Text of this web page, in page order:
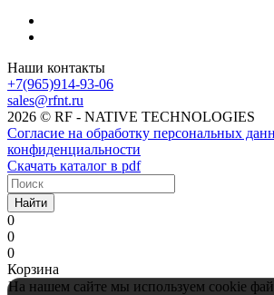
Наши контакты
+7(965)914-93-06
sales@rfnt.ru
2026 © RF - NATIVE TECHNOLOGIES
Согласие на обработку персональных
конфиденциальности
Скачать каталог в pdf
Найти
0
0
0
Корзина
На нашем сайте мы используем cookie